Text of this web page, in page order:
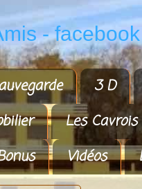
- facebook
3 D
Les Cavrois
Vidéos